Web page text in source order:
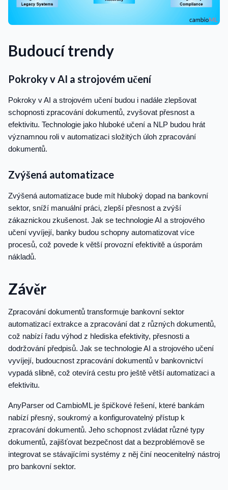
Budoucí trendy
Pokroky v AI a strojovém učení
Pokroky v AI a strojovém učení budou i nadále zlepšovat
schopnosti zpracování dokumentů, zvyšovat přesnost a
efektivitu. Technologie jako hluboké učení a NLP budou hrát
významnou roli v automatizaci složitých úloh zpracování
dokumentů.
Zvýšená automatizace
Zvýšená automatizace bude mít hluboký dopad na bankovní
sektor, sníží manuální práci, zlepší přesnost a zvýší
zákaznickou zkušenost. Jak se technologie AI a strojového
učení vyvíjejí, banky budou schopny automatizovat více
procesů, což povede k větší provozní efektivitě a úsporám
nákladů.
Závěr
Zpracování dokumentů transformuje bankovní sektor
automatizací extrakce a zpracování dat z různých dokumentů,
což nabízí řadu výhod z hlediska efektivity, přesnosti a
dodržování předpisů. Jak se technologie AI a strojového učení
vyvíjejí, budoucnost zpracování dokumentů v bankovnictví
vypadá slibně, což otevírá cestu pro ještě větší automatizaci a
efektivitu.
AnyParser od CambioML je špičkové řešení, které bankám
nabízí přesný, soukromý a konfigurovatelný přístup k
zpracování dokumentů. Jeho schopnost zvládat různé typy
dokumentů, zajišťovat bezpečnost dat a bezproblémově se
integrovat se stávajícími systémy z něj činí neocenitelný nástroj
pro bankovní sektor.